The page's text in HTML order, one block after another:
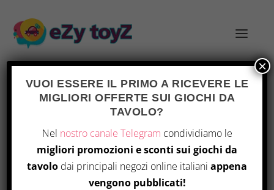
TAG:AVVENTURA CREATIVA
VUOI ESSERE IL PRIMO A RICEVERE LE
MIGLIORI OFFERTE SUI GIOCHI DA
TAVOLO?
Nel nostro canale Telegram condividiamo le
migliori promozioni e sconti sui giochi da
tavolo dai principali negozi online italiani appena
vengono pubblicati!
×